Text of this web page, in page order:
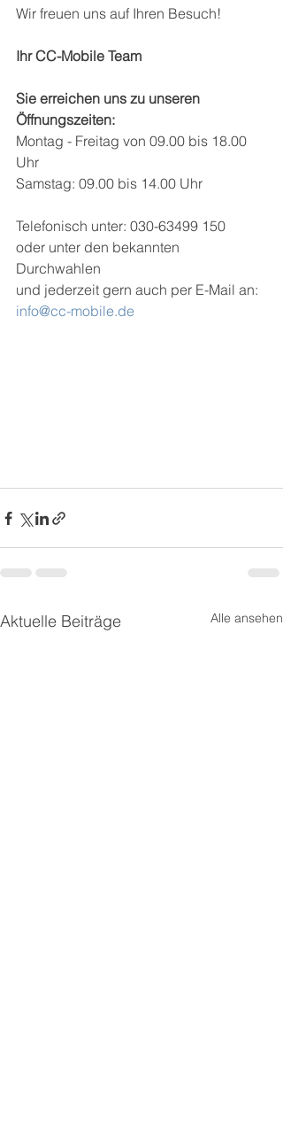
Wir freuen uns auf Ihren Besuch!
Ihr CC-Mobile Team
Sie erreichen uns zu unseren
Öffnungszeiten:
Montag - Freitag von 09.00 bis 18.00
Uhr
Samstag: 09.00 bis 14.00 Uhr
Telefonisch unter: 030-63499 150
oder unter den bekannten
Durchwahlen
und jederzeit gern auch per E-Mail an:
info@cc-mobile.de
Aktuelle Beiträge Alle ansehen